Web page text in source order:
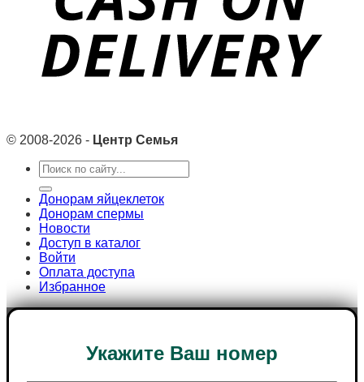
© 2008-2026 - Центр Семья
Search
for:
Донорам яйцеклеток
Донорам спермы
Новости
Доступ в каталог
Войти
Оплата доступа
Избранное
Укажите Ваш номер